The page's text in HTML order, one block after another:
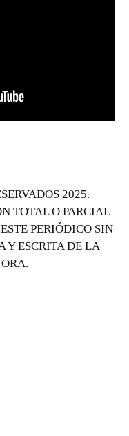
2025.
TOTAL O PARCIAL
PERIÓDICO SIN
Y ESCRITA DE LA